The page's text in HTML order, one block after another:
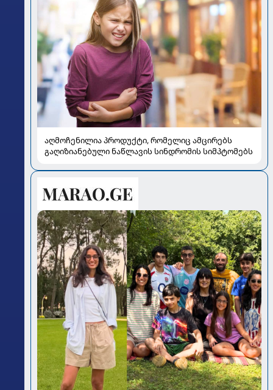
აღმოჩენილია პროდუქტი, რომელიც ამცირებს
გაღიზიანებული ნაწლავის სინდრომის სიმპტომებს